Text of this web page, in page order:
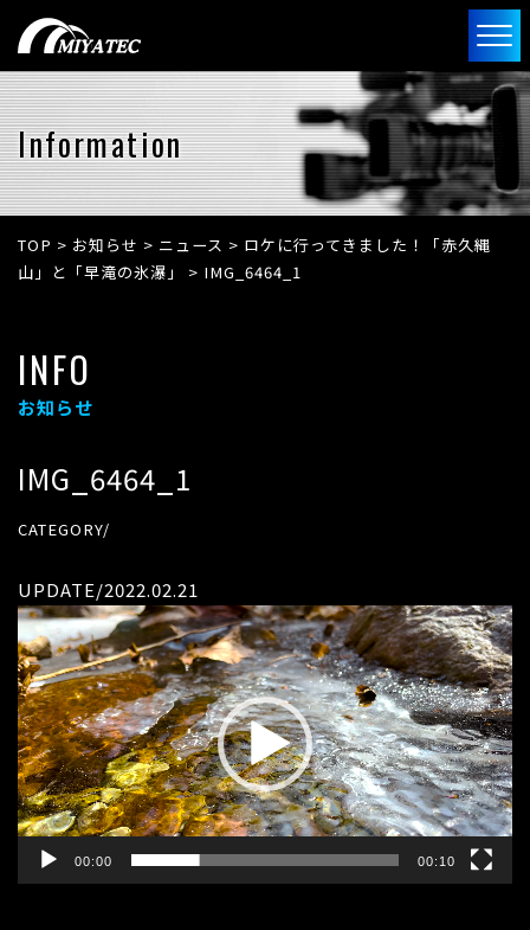
Information
TOP > お知らせ > ニュース > ロケに行ってきました！「赤久縄
山」と「早滝の氷瀑」
> IMG_6464_1
INFO
お知らせ
IMG_6464_1
CATEGORY/
UPDATE/2022.02.21
動
画
プ
レ
ー
ヤ
ー
00:00 00:10